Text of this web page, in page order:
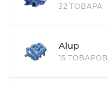
32 ТОВАРА
Alup
15 ТОВАРОВ